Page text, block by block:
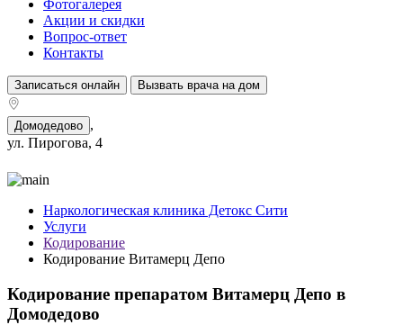
Фотогалерея
Акции и скидки
Вопрос-ответ
Контакты
Записаться онлайн Вызвать врача на дом
Домодедово ,
ул. Пирогова, 4
Наркологическая клиника Детокс Сити
Услуги
Кодирование
Кодирование Витамерц Депо
Кодирование препаратом Витамерц Депо в
Домодедово